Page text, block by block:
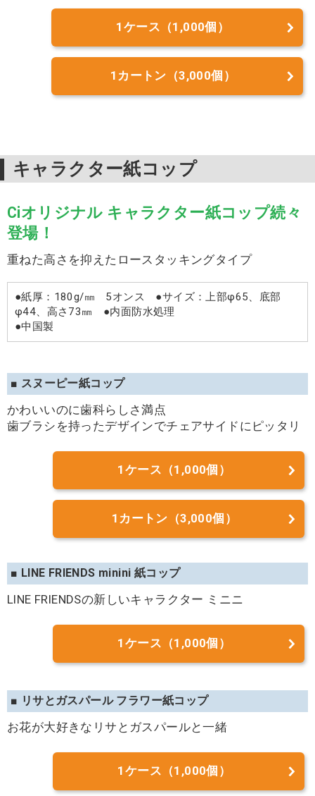
1ケース（1,000個）
1カートン（3,000個）
キャラクター紙コップ
Ciオリジナル キャラクター紙コップ続々
登場！
重ねた高さを抑えたロースタッキングタイプ
●紙厚：180g/㎜ 5オンス ●サイズ：上部φ65、底部
φ44、高さ73㎜ ●内面防水処理
●中国製
■ スヌーピー紙コップ
かわいいのに歯科らしさ満点
歯ブラシを持ったデザインでチェアサイドにピッタリ
1ケース（1,000個）
1カートン（3,000個）
■ LINE FRIENDS minini 紙コップ
LINE FRIENDSの新しいキャラクター ミニニ
1ケース（1,000個）
■ リサとガスパール フラワー紙コップ
お花が大好きなリサとガスパールと一緒
1ケース（1,000個）